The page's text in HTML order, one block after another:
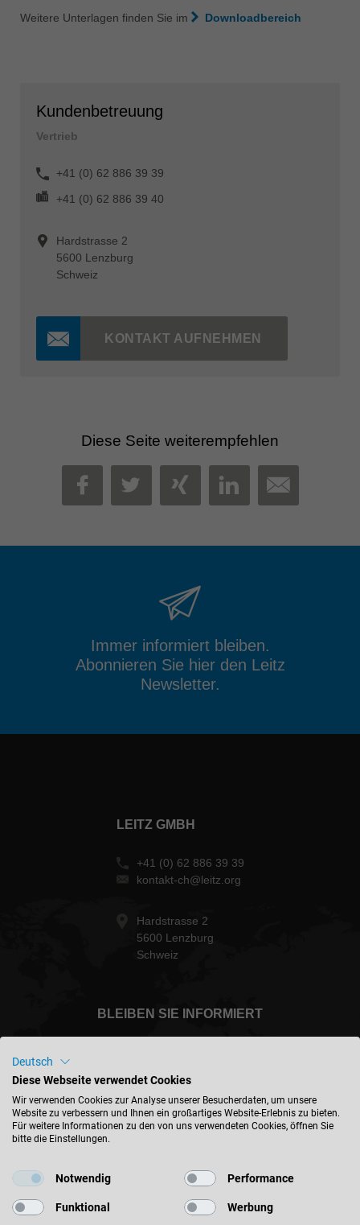
Weitere Unterlagen finden Sie im Downloadbereich
Kundenbetreuung
Vertrieb
+41 (0) 62 886 39 39
+41 (0) 62 886 39 40
Hardstrasse 2
5600 Lenzburg
Schweiz
KONTAKT AUFNEHMEN
Diese Seite weiterempfehlen
FACEBOOK
TWITTER
XINGLINKEDIN
MAIL
Immer informiert bleiben.
Abonnieren Sie hier den Leitz
Newsletter.
LEITZ GMBH
+41 (0) 62 886 39 39
kontakt-ch@leitz.org
Hardstrasse 2
5600 Lenzburg
Schweiz
BLEIBEN SIE INFORMIERT
Schweiz - deutsch
Deutsch
Diese Webseite verwendet Cookies
Wir verwenden Cookies zur Analyse unserer Besucherdaten, um unsere
Website zu verbessern und Ihnen ein großartiges Website-Erlebnis zu bieten.
Für weitere Informationen zu den von uns verwendeten Cookies, öffnen Sie
bitte die Einstellungen.
Notwendig Performance
Funktional Werbung